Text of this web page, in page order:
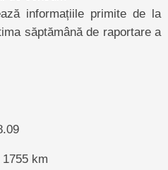
informațiile primite de la
săptămână de raportare a
km